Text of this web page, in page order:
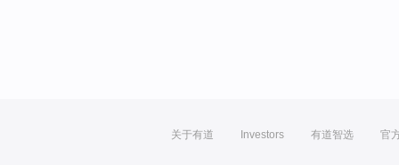
关于有道 Investors 有道智选 官